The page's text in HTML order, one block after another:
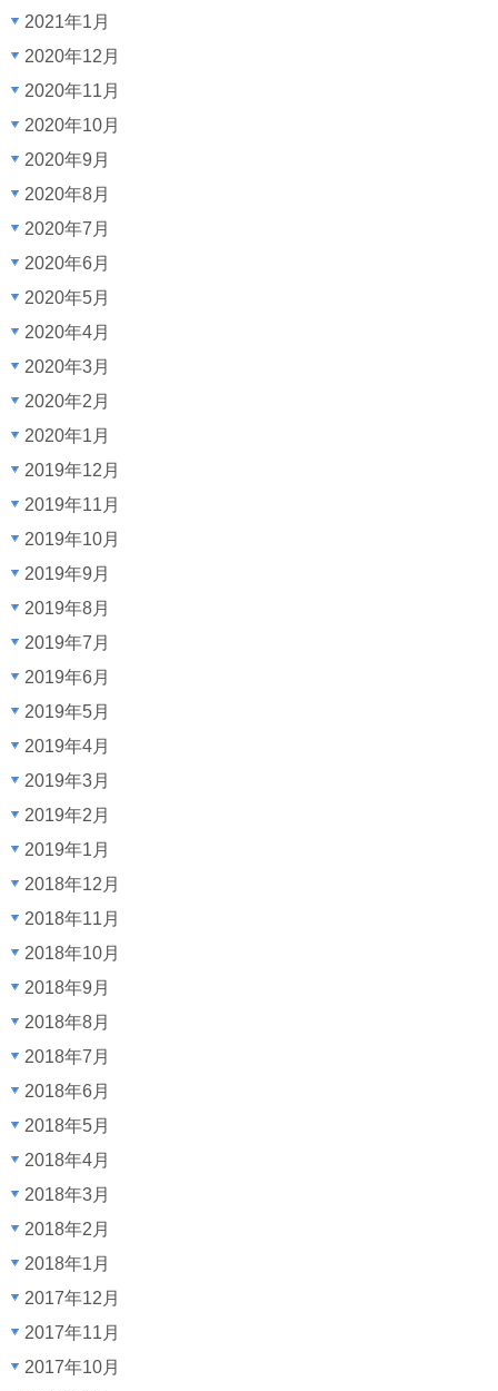
2021年1月
2020年12月
2020年11月
2020年10月
2020年9月
2020年8月
2020年7月
2020年6月
2020年5月
2020年4月
2020年3月
2020年2月
2020年1月
2019年12月
2019年11月
2019年10月
2019年9月
2019年8月
2019年7月
2019年6月
2019年5月
2019年4月
2019年3月
2019年2月
2019年1月
2018年12月
2018年11月
2018年10月
2018年9月
2018年8月
2018年7月
2018年6月
2018年5月
2018年4月
2018年3月
2018年2月
2018年1月
2017年12月
2017年11月
2017年10月